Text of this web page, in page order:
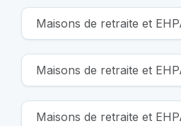
Maisons de retraite et
Maisons de retraite et
Maisons de retraite et